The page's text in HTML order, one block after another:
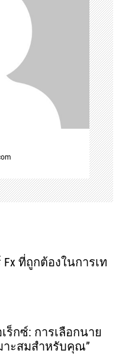
ที่ถูกต้องในการเท
กซ์: การเลือกนาย
ะสมสำหรับคุณ”